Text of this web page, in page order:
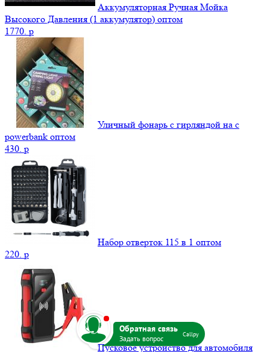
Аккумуляторная Ручная Мойка
Высокого Давления (1 аккумулятор) оптом
1770. p
Уличный фонарь с гирляндой на с
powerbank оптом
430. p
Набор отверток 115 в 1 оптом
220. p
Пусковое устройство для автомобиля
Callpy
b